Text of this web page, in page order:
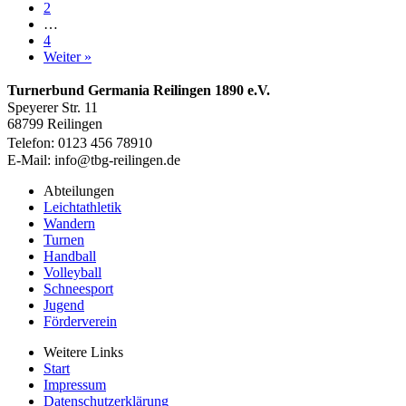
2
…
4
Weiter »
Turnerbund Germania Reilingen 1890 e.V.
Speyerer Str. 11
68799 Reilingen
Telefon: 0123 456 78910
E-Mail: info@tbg-reilingen.de
Abteilungen
Leichtathletik
Wandern
Turnen
Handball
Volleyball
Schneesport
Jugend
Förderverein
Weitere Links
Start
Impressum
Datenschutzerklärung